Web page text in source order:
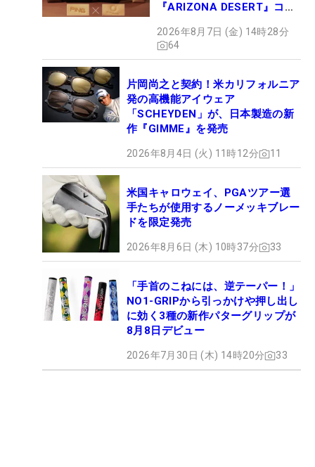
『ARIZONA DESERT』コレ
ュー
2026年8月7日 (金) 14時28分
64
片岡尚之と契約！米カリフォルニア
発の高機能アイウェア
「SCHEYDEN」が、日本製造の新
作『GIMME』を発売
2026年8月4日 (火) 11時12分 11
米国キャロウェイ、PGAツアー選
手たちが使用するノーメッキブレー
ドを限定発売
2026年8月6日 (木) 10時37分 33
「手首のこねには、逆テーパー！」
NO1-GRIPから引っかけや押し出し
に効く3種の新作パターグリップが
8月8日デビュー
2026年7月30日 (木) 14時20分 33